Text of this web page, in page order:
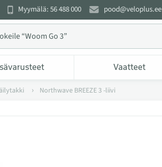
Myymälä: 56 488 000 pood@veloplus.ee
Vaatteet
Northwave BREEZE 3 -liivi